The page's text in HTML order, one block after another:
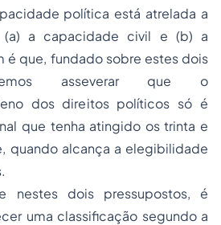
política está atrelada a
(a) a capacidade civil e (b) a
é que, fundado sobre estes dois
asseverar que o
dos direitos políticos só é
que tenha atingido os trinta e
quando alcança a elegibilidade
nestes dois pressupostos, é
uma classificação segundo a